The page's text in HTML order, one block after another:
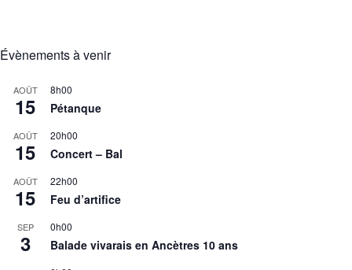
Évènements à venir
AOÛT
15
8h00
Pétanque
AOÛT
15
20h00
Concert – Bal
AOÛT
15
22h00
Feu d’artifice
SEP
3
0h00
Balade vivarais en Ancètres 10 ans